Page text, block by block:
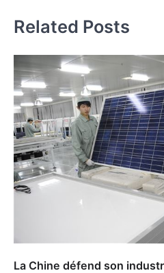
Related Posts
La Chine défend son